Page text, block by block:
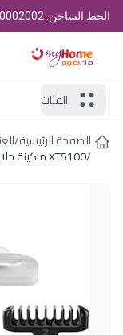
الخط الساخن: 01060002002
الفئات
الصفحة الرئيسية/
/XT5100 ماكينة حلاقة براون